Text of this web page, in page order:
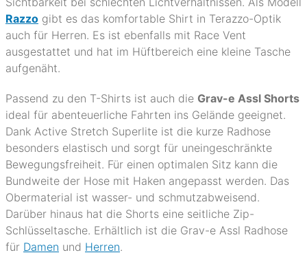
Razzo gibt es das komfortable Shirt in Terazzo-Optik
auch für Herren. Es ist ebenfalls mit Race Vent
ausgestattet und hat im Hüftbereich eine kleine Tasche
aufgenäht.
Passend zu den T-Shirts ist auch die Grav-e Assl Shorts
ideal für abenteuerliche Fahrten ins Gelände geeignet.
Dank Active Stretch Superlite ist die kurze Radhose
besonders elastisch und sorgt für uneingeschränkte
Bewegungsfreiheit. Für einen optimalen Sitz kann die
Bundweite der Hose mit Haken angepasst werden. Das
Obermaterial ist wasser- und schmutzabweisend.
Darüber hinaus hat die Shorts eine seitliche Zip-
Schlüsseltasche. Erhältlich ist die Grav-e Assl Radhose
für Damen und Herren.